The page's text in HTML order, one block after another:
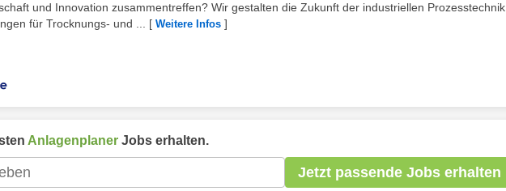
und Innovation zusammentreffen? Wir gestalten die Zukunft der industriellen Prozesstechnik,
für Trocknungs- und ...
[ Weitere Infos ]
Anlagenplaner Jobs erhalten.
Jetzt passende Jobs erhalten